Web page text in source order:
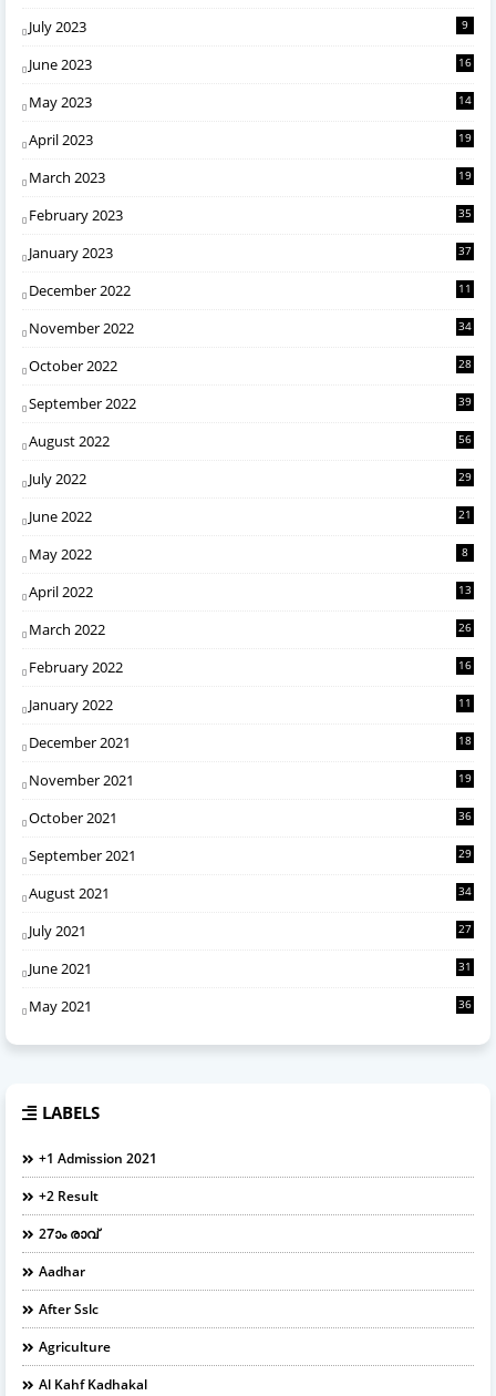
July 2023 9
June 2023 16
May 2023 14
April 2023 19
March 2023 19
February 2023 35
January 2023 37
December 2022 11
November 2022 34
October 2022 28
September 2022 39
August 2022 56
July 2022 29
June 2022 21
May 2022 8
April 2022 13
March 2022 26
February 2022 16
January 2022 11
December 2021 18
November 2021 19
October 2021 36
September 2021 29
August 2021 34
July 2021 27
June 2021 31
May 2021 36
LABELS
+1 Admission 2021
+2 Result
27ാം രാവ്
Aadhar
After Sslc
Agriculture
Al Kahf Kadhakal